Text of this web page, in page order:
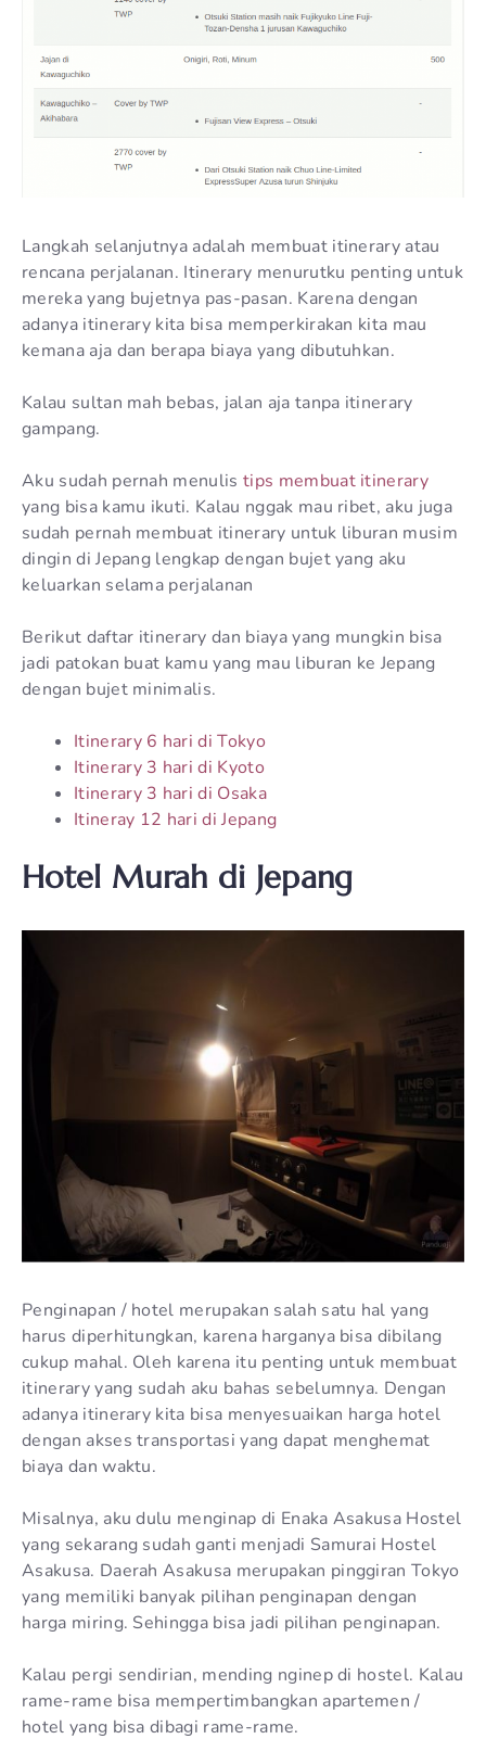
Langkah selanjutnya adalah membuat itinerary atau
rencana perjalanan. Itinerary menurutku penting untuk
mereka yang bujetnya pas-pasan. Karena dengan
adanya itinerary kita bisa memperkirakan kita mau
kemana aja dan berapa biaya yang dibutuhkan.
Kalau sultan mah bebas, jalan aja tanpa itinerary
gampang.
Aku sudah pernah menulistips membuat itinerary
yang bisa kamu ikuti. Kalau nggak mau ribet, aku juga
sudah pernah membuat itinerary untuk liburan musim
dingin di Jepang lengkap dengan bujet yang aku
keluarkan selama perjalanan
Berikut daftar itinerary dan biaya yang mungkin bisa
jadi patokan buat kamu yang mau liburan ke Jepang
dengan bujet minimalis.
Itinerary 6 hari di Tokyo
Itinerary 3 hari di Kyoto
Itinerary 3 hari di Osaka
Itineray 12 hari di Jepang
Hotel Murah di Jepang
Penginapan / hotel merupakan salah satu hal yang
harus diperhitungkan, karena harganya bisa dibilang
cukup mahal. Oleh karena itu penting untuk membuat
itinerary yang sudah aku bahas sebelumnya. Dengan
adanya itinerary kita bisa menyesuaikan harga hotel
dengan akses transportasi yang dapat menghemat
biaya dan waktu.
Misalnya, aku dulu menginap di Enaka Asakusa Hostel
yang sekarang sudah ganti menjadi Samurai Hostel
Asakusa. Daerah Asakusa merupakan pinggiran Tokyo
yang memiliki banyak pilihan penginapan dengan
harga miring. Sehingga bisa jadi pilihan penginapan.
Kalau pergi sendirian, mending nginep di hostel. Kalau
rame-rame bisa mempertimbangkan apartemen /
hotel yang bisa dibagi rame-rame.